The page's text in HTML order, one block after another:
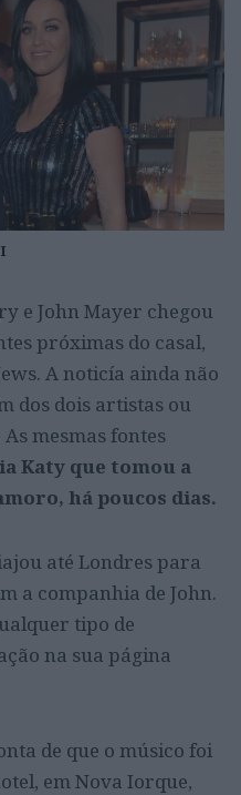
e John Mayer chegou
próximas do casal,
A noticía ainda não
dos dois artistas ou
mesmas fontes
Katy que tomou a
há poucos dias.
até Londres para
a companhia de John.
tipo de
na sua página
de que o músico foi
em Nova Iorque,